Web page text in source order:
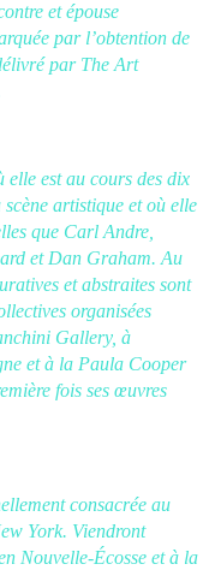
et épouse
par l’obtention de
par The Art
est au cours des dix
artistique et où elle
que Carl Andre,
et Dan Graham. Au
et abstraites sont
organisées
Gallery, à
et à la Paula Cooper
fois ses œuvres
consacrée au
York. Viendront
Nouvelle-Écosse et à la